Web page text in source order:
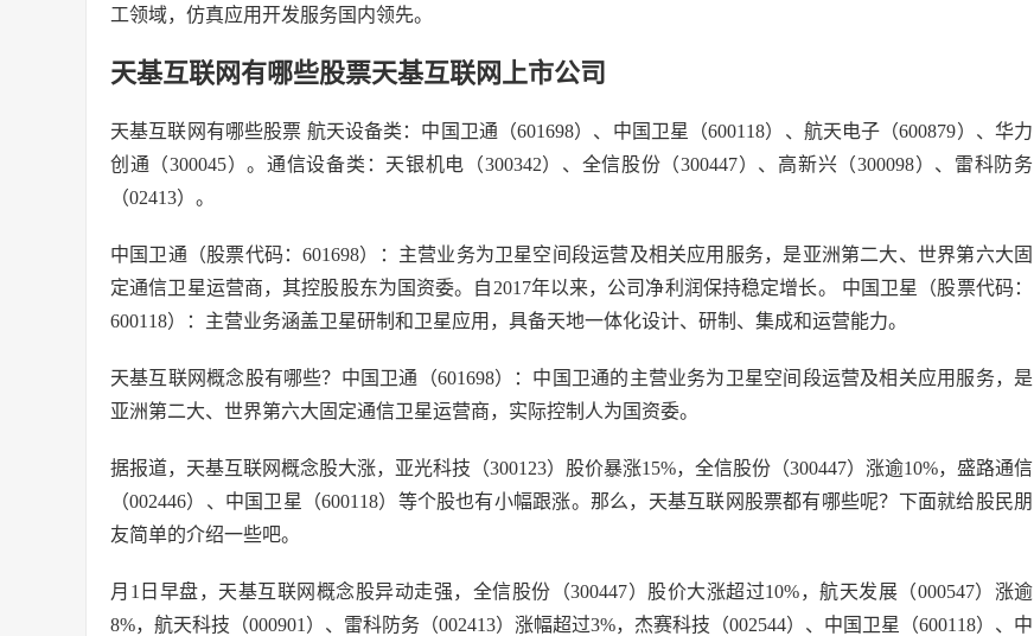
工领域，仿真应用开发服务国内领先。
天基互联网有哪些股票天基互联网上市公司
天基互联网有哪些股票 航天设备类：中国卫通（601698）、中国卫星（600118）、航天电子（600879）、华力
创通（300045）。通信设备类：天银机电（300342）、全信股份（300447）、高新兴（300098）、雷科防务
（02413）。
中国卫通（股票代码：601698）：主营业务为卫星空间段运营及相关应用服务，是亚洲第二大、世界第六大固
定通信卫星运营商，其控股股东为国资委。自2017年以来，公司净利润保持稳定增长。 中国卫星（股票代码：
600118）：主营业务涵盖卫星研制和卫星应用，具备天地一体化设计、研制、集成和运营能力。
天基互联网概念股有哪些？中国卫通（601698）：中国卫通的主营业务为卫星空间段运营及相关应用服务，是
亚洲第二大、世界第六大固定通信卫星运营商，实际控制人为国资委。
据报道，天基互联网概念股大涨，亚光科技（300123）股价暴涨15%，全信股份（300447）涨逾10%，盛路通信
（002446）、中国卫星（600118）等个股也有小幅跟涨。那么，天基互联网股票都有哪些呢？下面就给股民朋
友简单的介绍一些吧。
月1日早盘，天基互联网概念股异动走强，全信股份（300447）股价大涨超过10%，航天发展（000547）涨逾
8%，航天科技（000901）、雷科防务（002413）涨幅超过3%，杰赛科技（002544）、中国卫星（600118）、中